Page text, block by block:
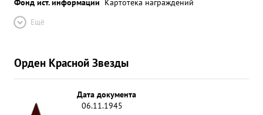
Ещё
Орден Красной Звезды
Дата документа
06.11.1945